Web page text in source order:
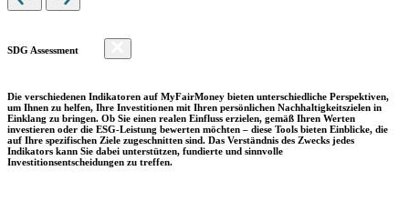
SDG Assessment
Die verschiedenen Indikatoren auf MyFairMoney bieten unterschiedliche Perspektiven,
um Ihnen zu helfen, Ihre Investitionen mit Ihren persönlichen Nachhaltigkeitszielen in
Einklang zu bringen. Ob Sie einen realen Einfluss erzielen, gemäß Ihren Werten
investieren oder die ESG-Leistung bewerten möchten – diese Tools bieten Einblicke, die
auf Ihre spezifischen Ziele zugeschnitten sind. Das Verständnis des Zwecks jedes
Indikators kann Sie dabei unterstützen, fundierte und sinnvolle
Investitionsentscheidungen zu treffen.